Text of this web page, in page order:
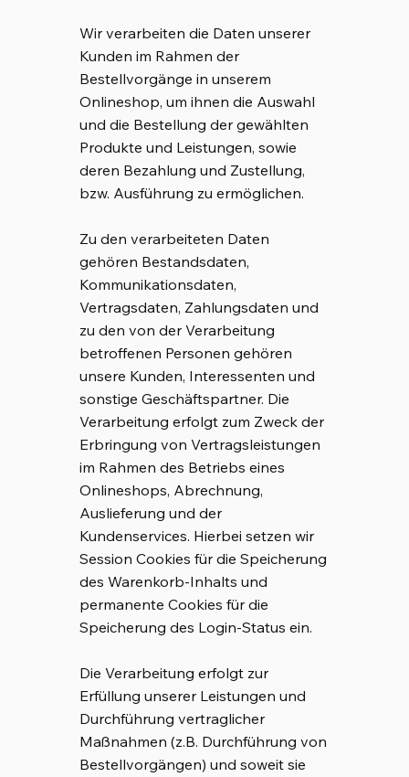
Wir verarbeiten die Daten unserer
Kunden im Rahmen der
Bestellvorgänge in unserem
Onlineshop, um ihnen die Auswahl
und die Bestellung der gewählten
Produkte und Leistungen, sowie
deren Bezahlung und Zustellung,
bzw. Ausführung zu ermöglichen.
Zu den verarbeiteten Daten
gehören Bestandsdaten,
Kommunikationsdaten,
Vertragsdaten, Zahlungsdaten und
zu den von der Verarbeitung
betroffenen Personen gehören
unsere Kunden, Interessenten und
sonstige Geschäftspartner. Die
Verarbeitung erfolgt zum Zweck der
Erbringung von Vertragsleistungen
im Rahmen des Betriebs eines
Onlineshops, Abrechnung,
Auslieferung und der
Kundenservices. Hierbei setzen wir
Session Cookies für die Speicherung
des Warenkorb-Inhalts und
permanente Cookies für die
Speicherung des Login-Status ein.
Die Verarbeitung erfolgt zur
Erfüllung unserer Leistungen und
Durchführung vertraglicher
Maßnahmen (z.B. Durchführung von
Bestellvorgängen) und soweit sie